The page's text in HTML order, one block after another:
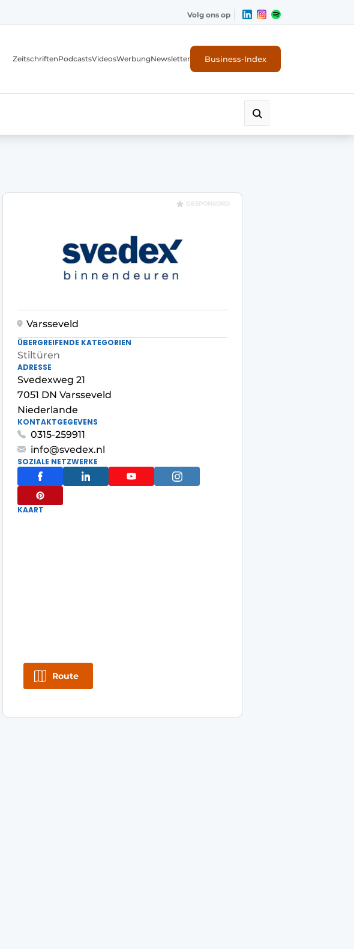
Volg ons op
ZeitschriftenPodcastsVideosWerbungNewsletter Business-Index
GESPONSORD
Varsseveld
ÜBERGREIFENDE KATEGORIEN
Stiltüren
ADRESSE
Svedexweg 21
7051 DN Varsseveld
Niederlande
KONTAKTGEGEVENS
0315-259911
info@svedex.nl
SOZIALE NETZWERKE
KAART
Route